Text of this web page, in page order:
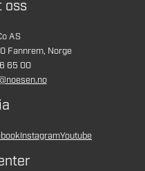
oss
AS
Fannrem, Norge
65 00
InstagramYoutube